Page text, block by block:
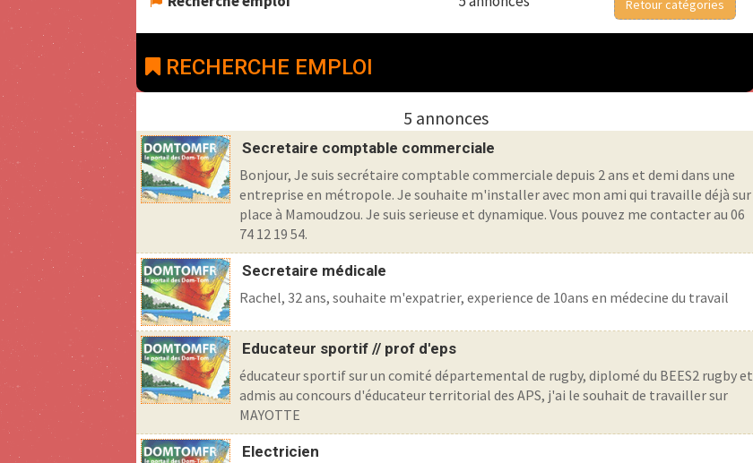
Retour catégories
RECHERCHE EMPLOI
5 annonces
Secretaire comptable commerciale
Bonjour, Je suis secrétaire comptable commerciale depuis 2 ans et demi dans une
entreprise en métropole. Je souhaite m'installer avec mon ami qui travaille déjà sur
place à Mamoudzou. Je suis serieuse et dynamique. Vous pouvez me contacter au 06
74 12 19 54.
Secretaire médicale
Rachel, 32 ans, souhaite m'expatrier, experience de 10ans en médecine du travail
Educateur sportif // prof d'eps
éducateur sportif sur un comité départemental de rugby, diplomé du BEES2 rugby et
admis au concours d'éducateur territorial des APS, j'ai le souhait de travailler sur
MAYOTTE
Electricien